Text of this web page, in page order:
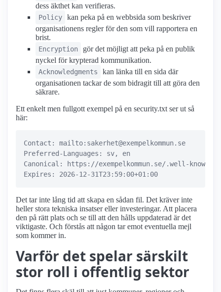
dess äkthet kan verifieras.
Policy
kan peka på en webbsida som beskriver
organisationens regler för den som vill rapportera en
brist.
Encryption
gör det möjligt att peka på en publik
nyckel för krypterad kommunikation.
Acknowledgments
kan länka till en sida där
organisationen tackar de som bidragit till att göra den
säkrare.
Ett enkelt men fullgott exempel på en security.txt ser ut så
här:
Contact: mailto:sakerhet@exempelkommun.se
Preferred-Languages: sv, en
Canonical: https://exempelkommun.se/.well-
Det tar inte lång tid att skapa en sådan fil. Det kräver inte
heller stora tekniska insatser eller investeringar. Att placera
den på rätt plats och se till att den hålls uppdaterad är det
viktigaste. Och förstås att någon tar emot eventuella mejl
som kommer in.
Varför det spelar särskilt
stor roll i offentlig sektor